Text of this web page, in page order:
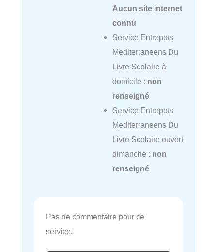
Aucun site internet
connu
Service Entrepots
Mediterraneens Du
Livre Scolaire à
domicile : non
renseigné
Service Entrepots
Mediterraneens Du
Livre Scolaire ouvert
dimanche : non
renseigné
Pas de commentaire pour ce
service.